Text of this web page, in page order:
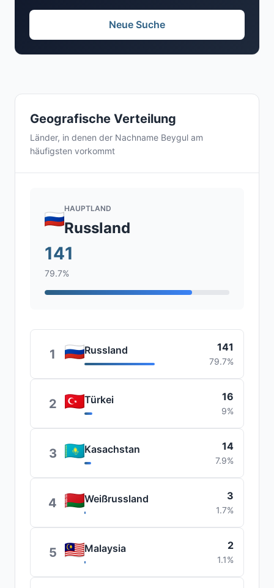
Geografische Verteilung
Länder, in denen der Nachname Beygul am
häufigsten vorkommt
HAUPTLAND
Russland
141
79.7%
1 Russland 141
79.7%
2 Türkei 16
9%
3 Kasachstan 14
7.9%
4 Weißrussland 3
1.7%
5 Malaysia 2
1.1%
Neue Suche